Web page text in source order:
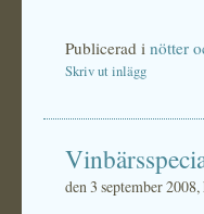
Publicerad i nötter
Skriv ut inlägg
den 3 september